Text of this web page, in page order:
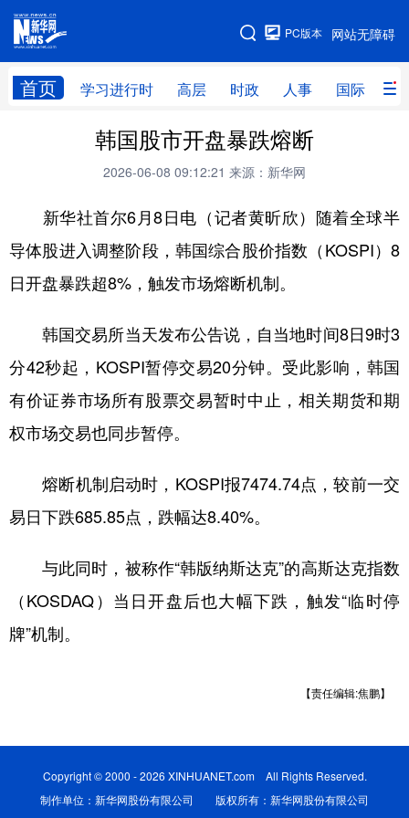
网站无障碍
PC版本
首页 学习进行时 高层 时政 人事 国际 财
网站地图
高层 时政
财经 网评
台湾 思客智库 全球连线 教育
科技 科创 量子 体育
文化 书画 健康
访谈 视频 图片 政务
法律 中央文件 金融 汽车
食品 人居 信息化 数字经济
学术中国 乡村振兴
城市 旅游 能源 会展
彩票 娱乐 时尚
公益 一带一路 亚太网 上市公司
文化产业
辽宁 吉林 上海 江苏
浙江 安徽 福建 江西
韩国股市开盘暴跌熔断
2026-06-08 09:12:21 来源：新华网
新华社首尔6月8日电（记者黄昕欣）随着全球半
导体股进入调整阶段，韩国综合股价指数（KOSPI）8
日开盘暴跌超8%，触发市场熔断机制。
韩国交易所当天发布公告说，自当地时间8日9时3
分42秒起，KOSPI暂停交易20分钟。受此影响，韩国
有价证券市场所有股票交易暂时中止，相关期货和期
权市场交易也同步暂停。
熔断机制启动时，KOSPI报7474.74点，较前一交
易日下跌685.85点，跌幅达8.40%。
与此同时，被称作“韩版纳斯达克”的高斯达克指数
（KOSDAQ）当日开盘后也大幅下跌，触发“临时停
牌”机制。
【责任编辑:焦鹏】
Copyright © 2000 - 2026 XINHUANET.com All Rights Reserved.
制作单位：新华网股份有限公司 版权所有：新华网股份有限公司